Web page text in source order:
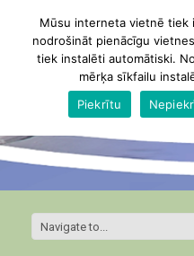
Mūsu interneta vietnē tiek
nodrošināt pienācīgu
tiek instalēti automātiski.
mērķa sīkfailu
Piekrītu